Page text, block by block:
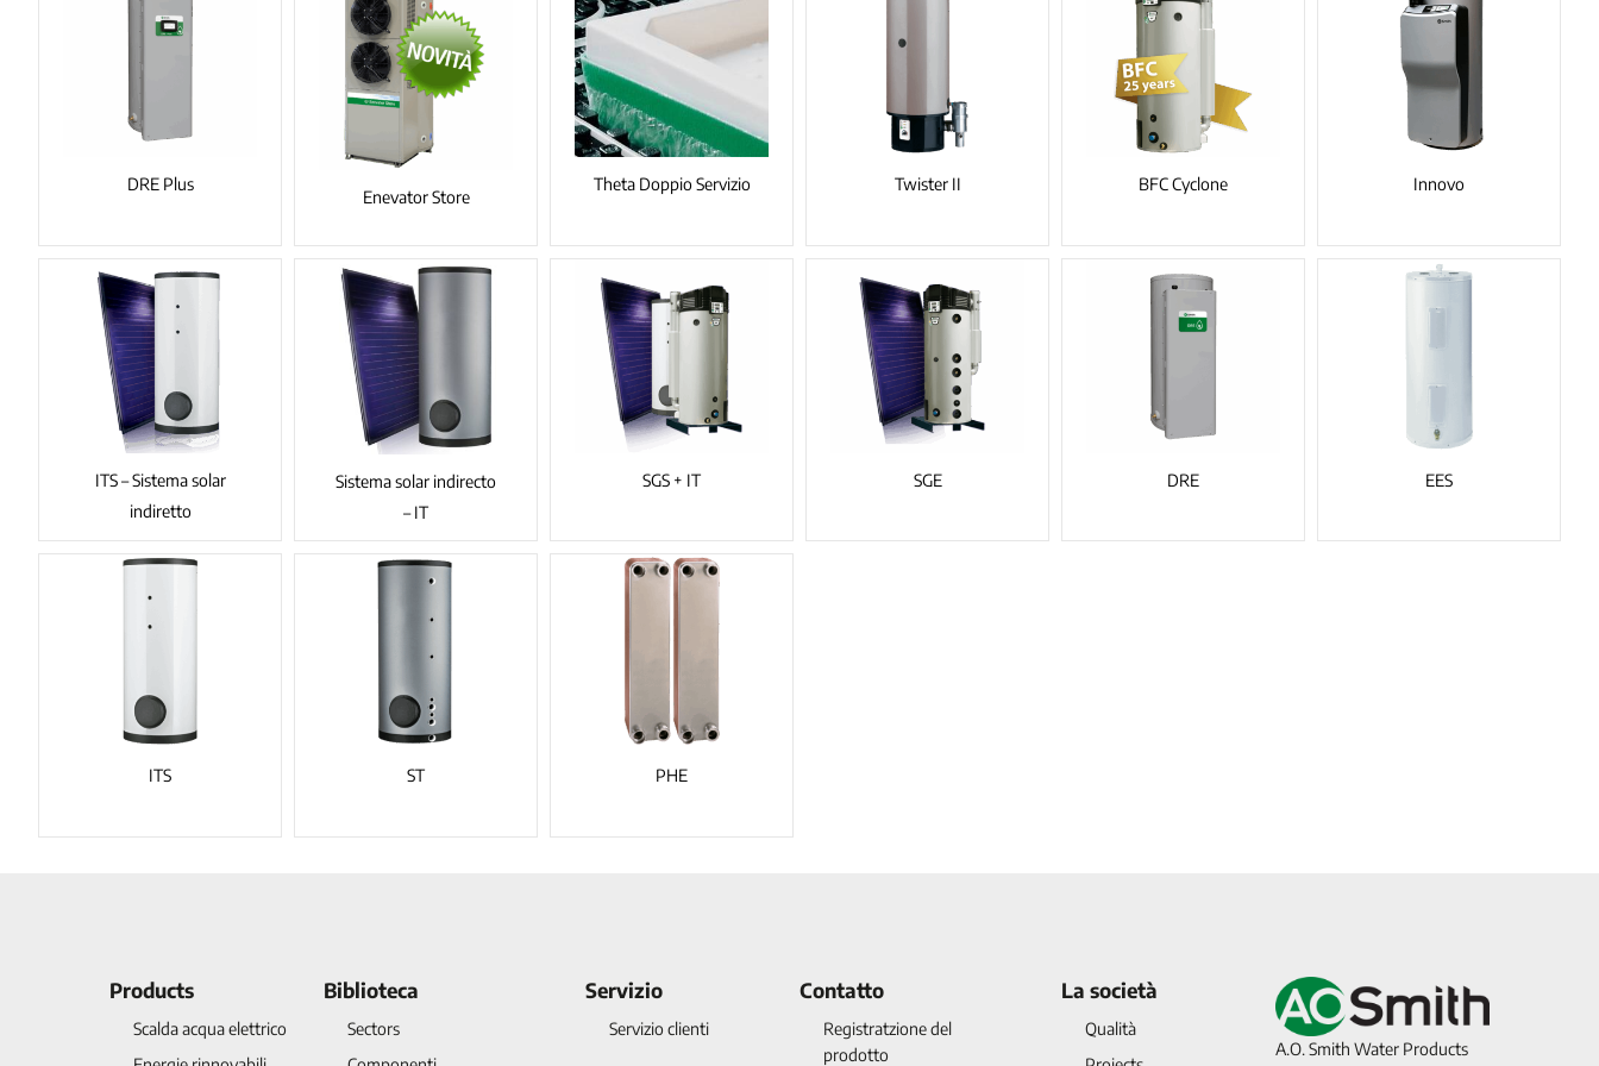
DRE Plus
Enevator Store
Theta Doppio Servizio Twister II BFC Cyclone Innovo
ITS – Sistema solar
indiretto
Sistema solar indirecto
– IT
SGS + IT SGE DRE EES
ITS ST PHE
Products
Scalda acqua elettrico
Biblioteca
Sectors
Servizio
Servizio clienti
Contatto
Registratzione del
prodotto
La società
Qualità
A.O. Smith Water Products